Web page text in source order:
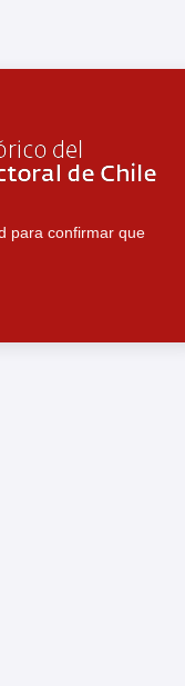
para confirmar que